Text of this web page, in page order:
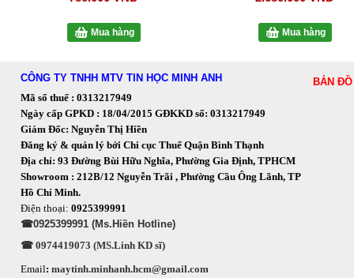
Mua hàng Mua hàng
CÔNG TY TNHH MTV TIN HỌC MINH ANH
Mã số thuế : 0313217949
Ngày cấp GPKD : 18/04/2015 GĐKKD số: 0313217949
Giám Đốc: Nguyễn Thị Hiền
Đăng ký & quản lý bởi Chi cục Thuế Quận Bình Thạnh
Địa chỉ: 93 Đường Bùi Hữu Nghĩa, Phường Gia Định, TPHCM
Showroom : 212B/12 Nguyễn Trãi , Phường Cầu Ông Lãnh, TP
Hồ Chí Minh.
Điện thoại: 0925399991
☎0925399991 (Ms.Hiền Hotline)
☎ 0974419073 (MS.Linh KD sĩ)
Email: maytinh.minhanh.hcm@gmail.com
BẢN